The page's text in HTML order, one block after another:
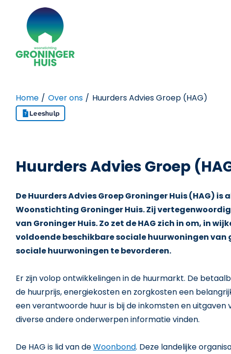
Naar de homepage
Home Over ons Huurders Advies Groep (HAG)
Leeshulp
Huurders Advies Groep
De Huurders Advies Groep Groninger Huis (HAG)
Woonstichting Groninger Huis. Zij
van Groninger Huis. Zo zet de HAG zich in om, in
voldoende beschikbare sociale huurwoningen
sociale huurwoningen te bevorderen.
Er zijn volop ontwikkelingen in de huurmarkt. De
de huurprijs, energiekosten en zorgkosten een
een verantwoorde huur is bij de inkomsten en
diverse andere onderwerpen informatie vinden.
De HAG is lid van deWoonbond. Deze landelijke